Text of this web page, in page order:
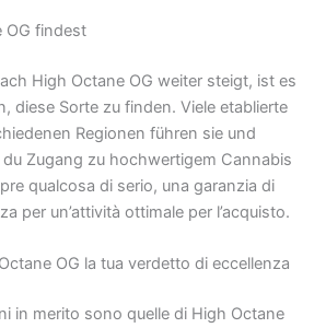
OG findest
High Octane OG weiter steigt, ist es
diese Sorte zu finden. Viele etablierte
Regionen führen sie und
Zugang zu hochwertigem Cannabis
qualcosa di serio, una garanzia di
per un’attività ottimale per l’acquisto.
OG la tua verdetto di eccellenza
in merito sono quelle di High Octane